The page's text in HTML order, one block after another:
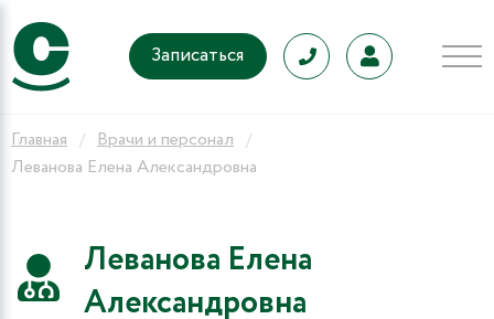
Записаться
Главная
Врачи и персонал
Леванова Елена Александровна
Леванова Елена
Александровна